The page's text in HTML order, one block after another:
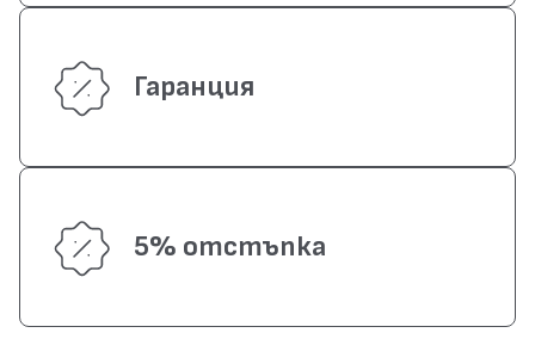
Гаранция
5% отстъпка